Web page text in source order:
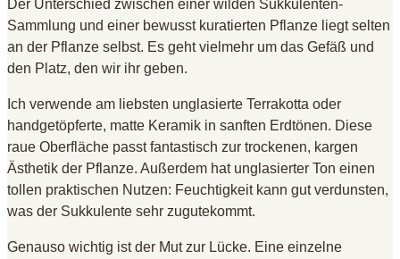
Der Unterschied zwischen einer wilden Sukkulenten-
Sammlung und einer bewusst kuratierten Pflanze liegt selten
an der Pflanze selbst. Es geht vielmehr um das Gefäß und
den Platz, den wir ihr geben.
Ich verwende am liebsten unglasierte Terrakotta oder
handgetöpferte, matte Keramik in sanften Erdtönen. Diese
raue Oberfläche passt fantastisch zur trockenen, kargen
Ästhetik der Pflanze. Außerdem hat unglasierter Ton einen
tollen praktischen Nutzen: Feuchtigkeit kann gut verdunsten,
was der Sukkulente sehr zugutekommt.
Genauso wichtig ist der Mut zur Lücke. Eine einzelne